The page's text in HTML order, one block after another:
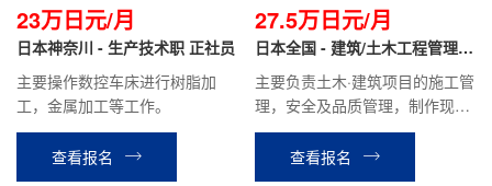
23万日元/月
日本神奈川 - 生产技术职 正社员
主要操作数控车床进行树脂加
工，金属加工等工作。
查看报名
27.5万日元/月
日本全国 - 建筑/土木工程管理
主要负责土木·建筑项目的施工管
理，安全及品质管理，制作现场
的施工计划书报价单、检查报告
等，材料分配管理等业务。
查看报名